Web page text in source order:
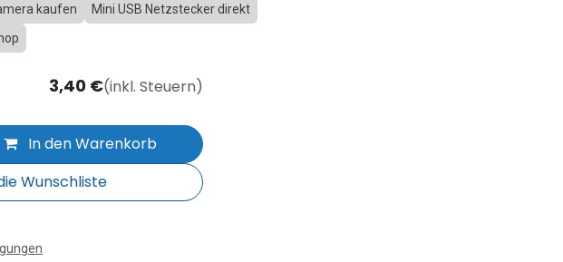
kaufen
Mini USB Netzstecker direkt
In den Warenkorb
Wunschliste
3,40€(inkl. Steuern)